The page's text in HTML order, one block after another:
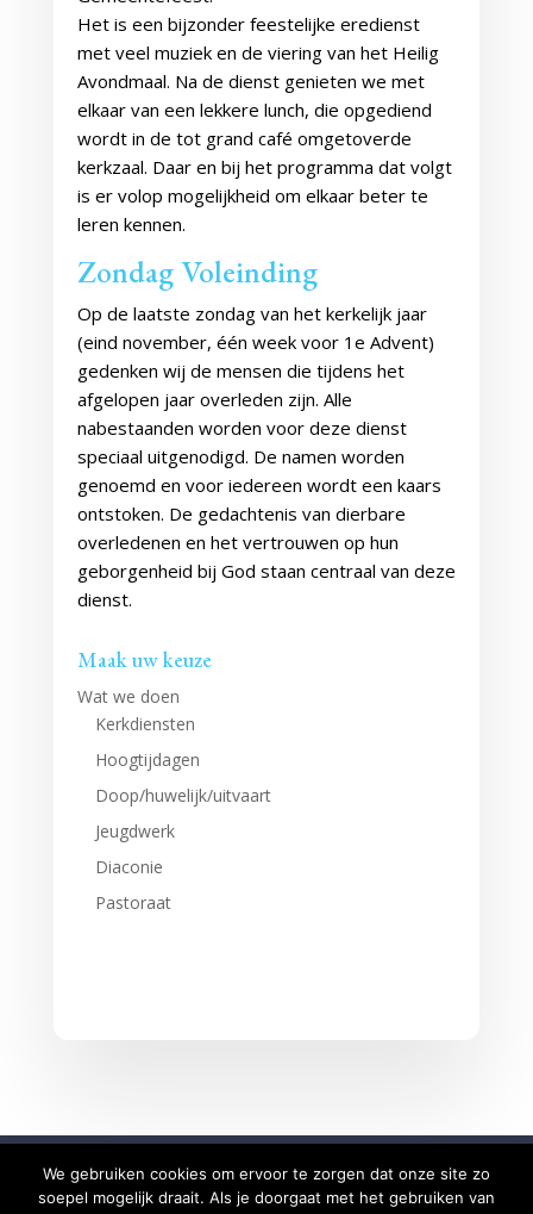
Het is een bijzonder feestelijke eredienst
met veel muziek en de viering van het Heilig
Avondmaal. Na de dienst genieten we met
elkaar van een lekkere lunch, die opgediend
wordt in de tot grand café omgetoverde
kerkzaal. Daar en bij het programma dat volgt
is er volop mogelijkheid om elkaar beter te
leren kennen.
Zondag Voleinding
Op de laatste zondag van het kerkelijk jaar
(eind november, één week voor 1e Advent)
gedenken wij de mensen die tijdens het
afgelopen jaar overleden zijn. Alle
nabestaanden worden voor deze dienst
speciaal uitgenodigd. De namen worden
genoemd en voor iedereen wordt een kaars
ontstoken. De gedachtenis van dierbare
overledenen en het vertrouwen op hun
geborgenheid bij God staan centraal van deze
dienst.
Maak uw keuze
Wat we doen
Kerkdiensten
Hoogtijdagen
Doop/huwelijk/uitvaart
Jeugdwerk
Diaconie
Pastoraat
Copyright © 2020-2025 Evangelisch-Lutherse Gemeente
We gebruiken cookies om ervoor te zorgen dat onze site zo
soepel mogelijk draait. Als je doorgaat met het gebruiken van